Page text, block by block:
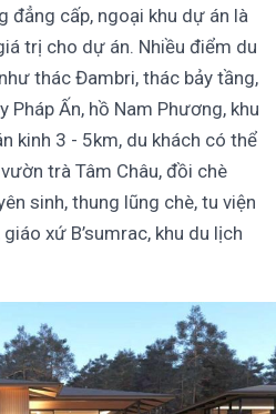
đẳng cấp, ngoại khu dự án là
trị cho dự án. Nhiều điểm du
thác Đambri, thác bảy tầng,
Pháp Ấn, hồ Nam Phương, khu
kinh 3 - 5km, du khách có thể
trà Tâm Châu, đồi chè
sinh, thung lũng chè, tu viện
xứ B’sumrac, khu du lịch